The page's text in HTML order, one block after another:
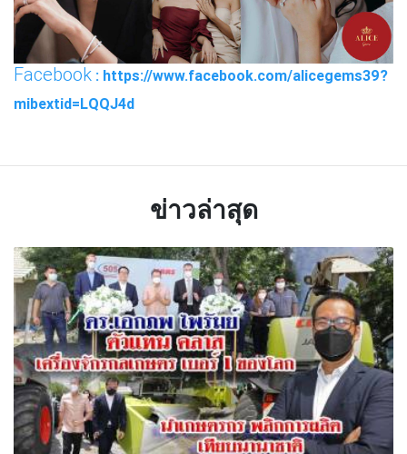
Facebook : https://www.facebook.com/alicegems39?
mibextid=LQQJ4d
ข่าวล่าสุด